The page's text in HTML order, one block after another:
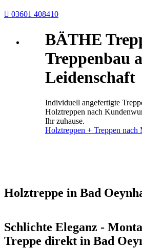
 03601 408410
BÄTHE
Treppenbau
Leidenschaft
Individuell angefertigte
Holztreppen nach
Ihr zuhause.
Holztreppen + Treppen nach
Holztreppe in Bad
Schlichte Eleganz -
Treppe direkt in Bad